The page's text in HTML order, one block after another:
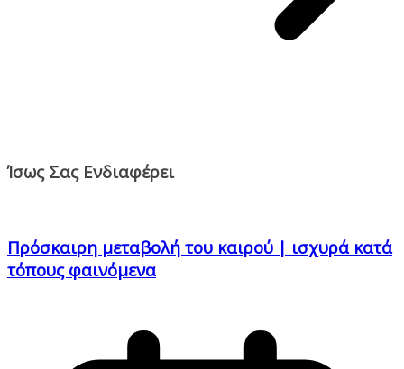
Ίσως Σας Ενδιαφέρει
Πρόσκαιρη μεταβολή του καιρού | ισχυρά κατά
τόπους φαινόμενα